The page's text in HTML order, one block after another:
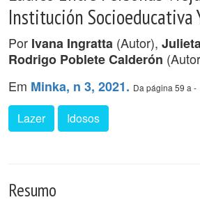
Institución Socioeducativa
Por Ivana Ingratta (Autor),
Rodrigo Poblete Calderón
Em Minka, n 3, 2021. Da página 59 a -
Lazer Idosos
Resumo